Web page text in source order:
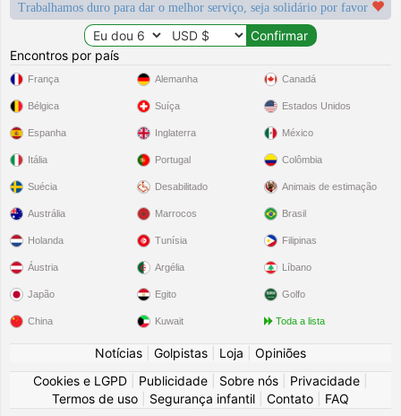
Trabalhamos duro para dar o melhor serviço, seja solidário por favor
Encontros por país
França
Bélgica
Espanha
Itália
Suécia
Alemanha
Suíça
Inglaterra
Portugal
Desabilitado
Canadá
Estados Unidos
México
Colômbia
Animais de estimação
Austrália
Holanda
Áustria
Japão
China
Marrocos
Tunísia
Argélia
Egito
Kuwait
Brasil
Filipinas
Líbano
Golfo
Toda a lista
Notícias Golpistas Loja
Opiniões
Cookies e LGPD
Publicidade Sobre nós Privacidade
Termos de uso
Segurança infantil Contato FAQ